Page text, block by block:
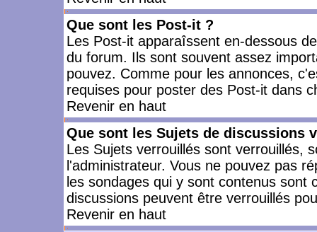
Que sont les Post-it ?
Les Post-it apparaîssent en-dessous
du forum. Ils sont souvent assez
pouvez. Comme pour les annonces,
requises pour poster des Post-it dans
Revenir en haut
Que sont les Sujets de discussions
Les Sujets verrouillés sont verrouillés,
l'administrateur. Vous ne pouvez pas
les sondages qui y sont contenus
discussions peuvent être verrouillés
Revenir en haut